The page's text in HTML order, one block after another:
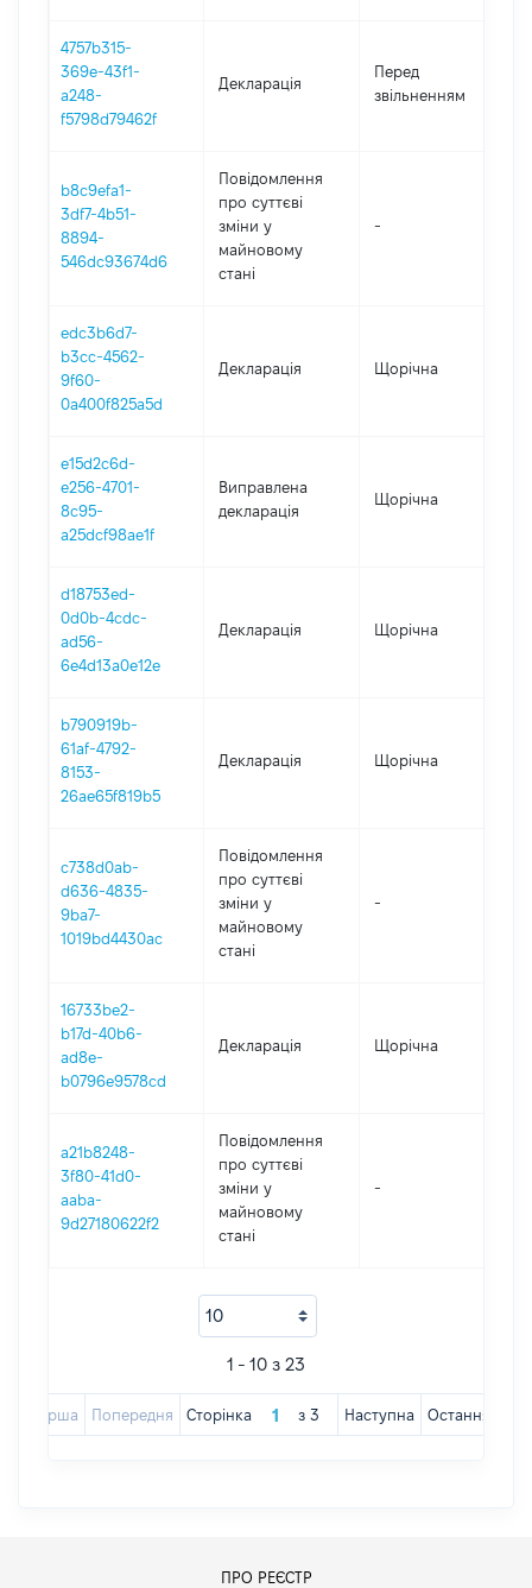
4757b315-
369e-43f1-
a248-
f5798d79462f
Декларація
Перед
звільненням
b8c9efa1-
3df7-4b51-
8894-
546dc93674d6
Повідомлення
про суттєві
зміни y
майновому
стані
-
edc3b6d7-
b3cc-4562-
9f60-
0a400f825a5d
Декларація Щорічна
e15d2c6d-
e256-4701-
8c95-
a25dcf98ae1f
Виправлена
декларація
Щорічна
d18753ed-
0d0b-4cdc-
ad56-
6e4d13a0e12e
Декларація Щорічна
b790919b-
61af-4792-
8153-
26ae65f819b5
Декларація Щорічна
c738d0ab-
d636-4835-
9ba7-
1019bd4430ac
Повідомлення
про суттєві
зміни y
майновому
стані
-
16733be2-
b17d-40b6-
ad8e-
b0796e9578cd
Декларація Щорічна
a21b8248-
3f80-41d0-
aaba-
9d27180622f2
Повідомлення
про суттєві
зміни y
майновому
стані
-
1 - 10 з 23
Перша Попередня Сторінка з 3 Наступна Остання
ПРО РЕЄСТР